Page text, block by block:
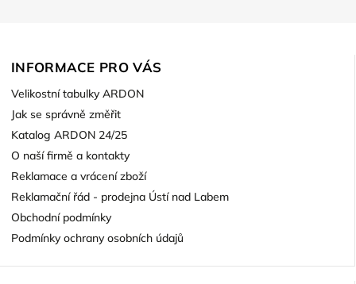
INFORMACE PRO VÁS
Velikostní tabulky ARDON
Jak se správně změřit
Katalog ARDON 24/25
O naší firmě a kontakty
Reklamace a vrácení zboží
Reklamační řád - prodejna Ústí nad Labem
Obchodní podmínky
Podmínky ochrany osobních údajů